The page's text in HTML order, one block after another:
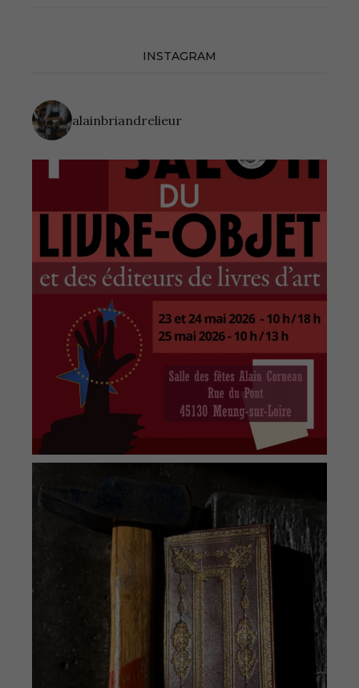
INSTAGRAM
alainbriandrelieur